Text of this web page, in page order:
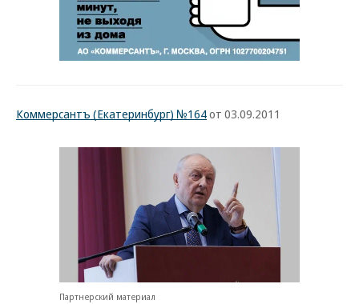
Коммерсантъ (Екатеринбург) №164от 03.09.2011
Партнерский материал